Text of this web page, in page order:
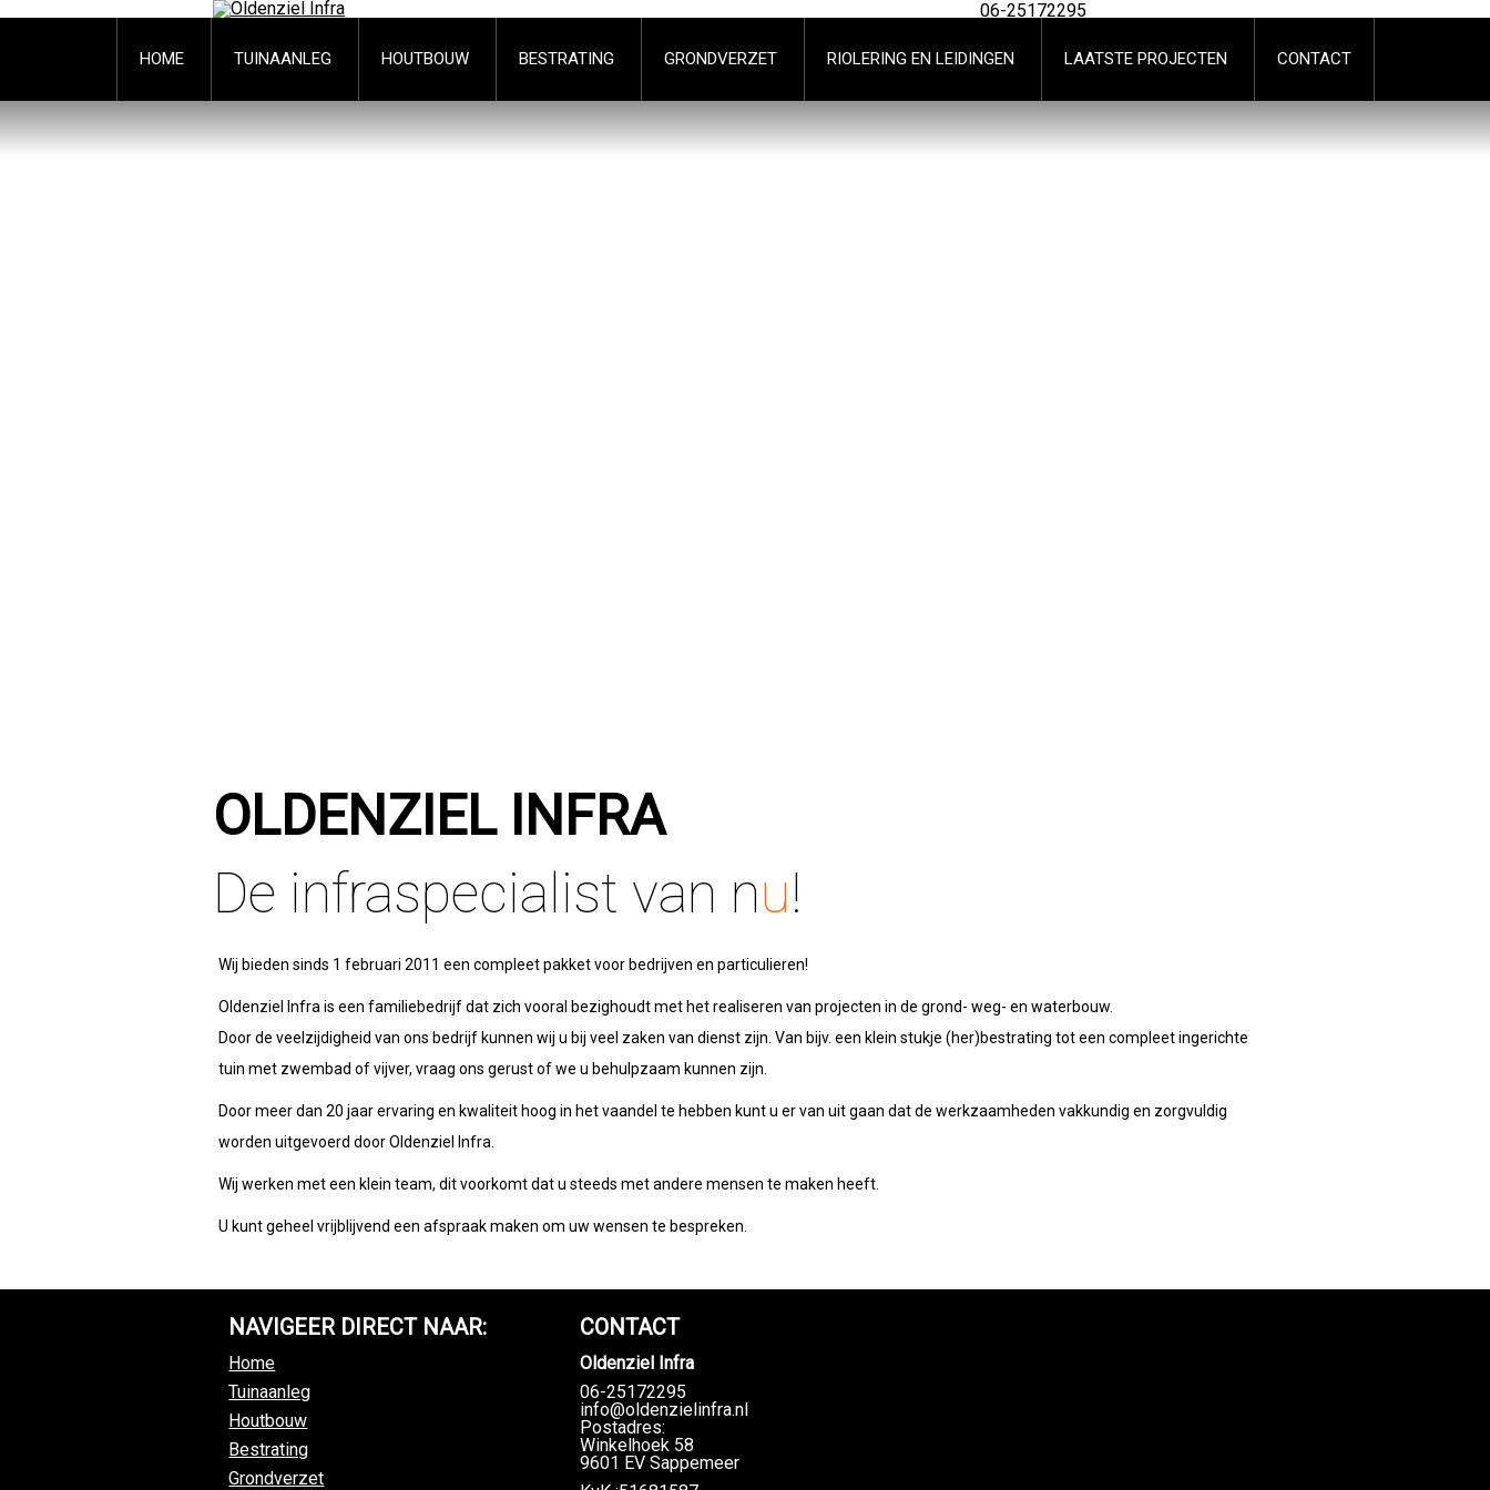
06-25172295
HOME TUINAANLEG HOUTBOUW BESTRATING GRONDVERZET RIOLERING EN LEIDINGEN LAATSTE PROJECTEN CONTACT
OLDENZIEL INFRA
De infraspecialist van nu!
Wij bieden sinds 1 februari 2011 een compleet pakket voor bedrijven en particulieren!
Oldenziel Infra is een familiebedrijf dat zich vooral bezighoudt met het realiseren van projecten in de grond- weg- en waterbouw.
Door de veelzijdigheid van ons bedrijf kunnen wij u bij veel zaken van dienst zijn. Van bijv. een klein stukje (her)bestrating tot een compleet ingerichte
tuin met zwembad of vijver, vraag ons gerust of we u behulpzaam kunnen zijn.
Door meer dan 20 jaar ervaring en kwaliteit hoog in het vaandel te hebben kunt u er van uit gaan dat de werkzaamheden vakkundig en zorgvuldig
worden uitgevoerd door Oldenziel Infra.
Wij werken met een klein team, dit voorkomt dat u steeds met andere mensen te maken heeft.
U kunt geheel vrijblijvend een afspraak maken om uw wensen te bespreken.
NAVIGEER DIRECT NAAR:
Home
Tuinaanleg
Houtbouw
Bestrating
Grondverzet
CONTACT
Oldenziel Infra
06-25172295
info@oldenzielinfra.nl
Postadres:
Winkelhoek 58
9601 EV Sappemeer